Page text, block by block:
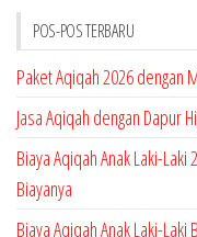
POS-POS TERBARU
Paket Aqiqah 2026 dengan
Jasa Aqiqah dengan Dapur
Biaya Aqiqah Anak Laki-
Biayanya
Biaya Aqiqah Anak Laki-